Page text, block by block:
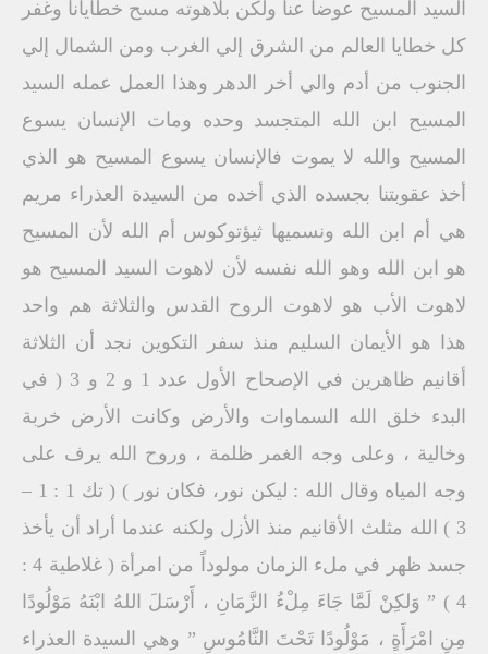
السيد المسيح عوضاً عنا ولكن بلاهوته مسح خطايانا وغفر
كل خطايا العالم من الشرق إلي الغرب ومن الشمال إلي
الجنوب من أدم والي أخر الدهر وهذا العمل عمله السيد
المسيح ابن الله المتجسد وحده ومات الإنسان يسوع
المسيح والله لا يموت فالإنسان يسوع المسيح هو الذي
أخذ عقوبتنا بجسده الذي أخده من السيدة العذراء مريم
هي أم ابن الله ونسميها ثيؤتوكوس أم الله لأن المسيح
هو ابن الله وهو الله نفسه لأن لاهوت السيد المسيح هو
لاهوت الأب هو لاهوت الروح القدس والثلاثة هم واحد
هذا هو الأيمان السليم منذ سفر التكوين نجد أن الثلاثة
أقانيم ظاهرين في الإصحاح الأول عدد 1 و 2 و 3 ( في
البدء خلق الله السماوات والأرض وكانت الأرض خربة
وخالية ، وعلى وجه الغمر ظلمة ، وروح الله يرف على
وجه المياه وقال الله : ليكن نور، فكان نور ) ( تك 1 : 1 –
3 ) الله مثلث الأقانيم منذ الأزل ولكنه عندما أراد أن يأخذ
جسد ظهر في ملء الزمان مولوداً من امرأة ( غلاطية 4 :
4 ) ” وَلكِنْ لَمَّا جَاءَ مِلْءُ الزَّمَانِ ، أَرْسَلَ اللهُ ابْنَهُ مَوْلُودًا
مِنِ امْرَأَةٍ ، مَوْلُودًا تَحْتَ النَّامُوسِ ” وهي السيدة العذراء